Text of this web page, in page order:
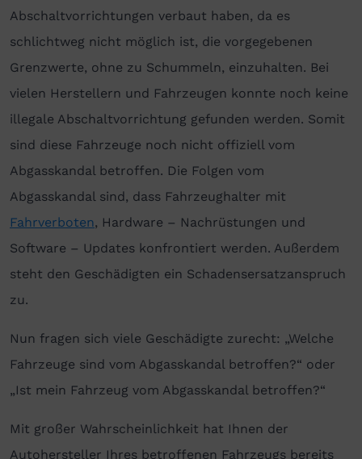
Abschaltvorrichtungen verbaut haben, da es
schlichtweg nicht möglich ist, die vorgegebenen
Grenzwerte, ohne zu Schummeln, einzuhalten. Bei
vielen Herstellern und Fahrzeugen konnte noch keine
illegale Abschaltvorrichtung gefunden werden. Somit
sind diese Fahrzeuge noch nicht offiziell vom
Abgasskandal betroffen. Die Folgen vom
Abgasskandal sind, dass Fahrzeughalter mit
Fahrverboten, Hardware – Nachrüstungen und
Software – Updates konfrontiert werden. Außerdem
steht den Geschädigten ein Schadensersatzanspruch
zu.
Nun fragen sich viele Geschädigte zurecht: „Welche
Fahrzeuge sind vom Abgasskandal betroffen?“ oder
„Ist mein Fahrzeug vom Abgasskandal betroffen?“
Mit großer Wahrscheinlichkeit hat Ihnen der
Autohersteller Ihres betroffenen Fahrzeugs bereits